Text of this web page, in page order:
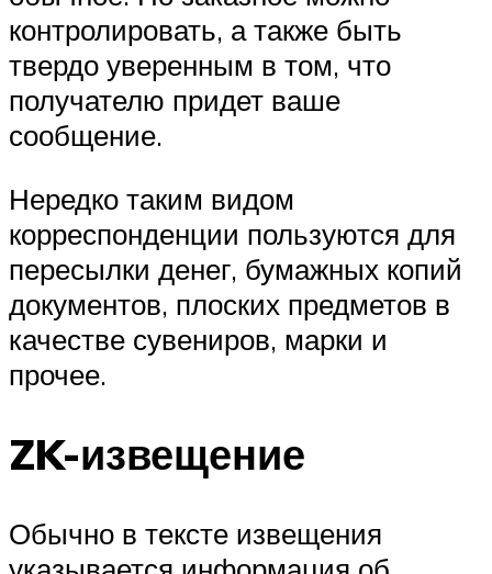
контролировать, а также быть
твердо уверенным в том, что
получателю придет ваше
сообщение.
Нередко таким видом
корреспонденции пользуются для
пересылки денег, бумажных копий
документов, плоских предметов в
качестве сувениров, марки и
прочее.
ZK-извещение
Обычно в тексте извещения